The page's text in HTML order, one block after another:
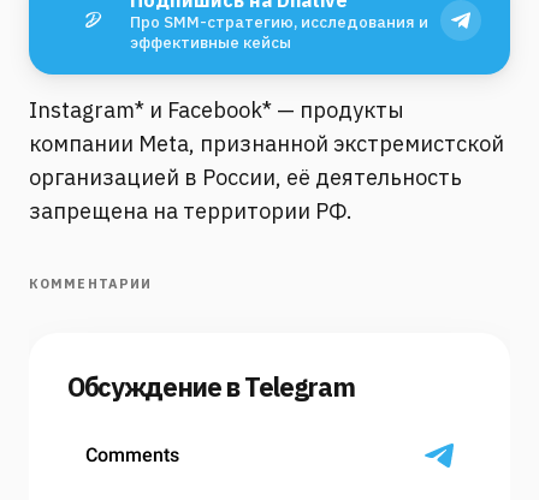
Про SMM-стратегию, исследования и
эффективные кейсы
Instagram* и Facebook* — продукты
компании Meta, признанной экстремистской
организацией в России, её деятельность
запрещена на территории РФ.
КОММЕНТАРИИ
Обсуждение в Telegram